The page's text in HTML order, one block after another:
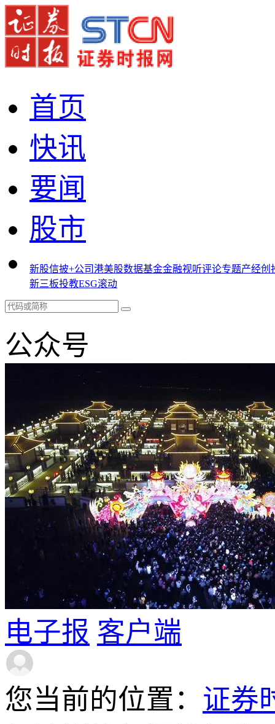
首页
快讯
要闻
股市
新股信披+公司港美股数据基金金融视听评论专题产经创
新三板投教ESG滚动
公众号
电子报 客户端
您当前的位置： 证券